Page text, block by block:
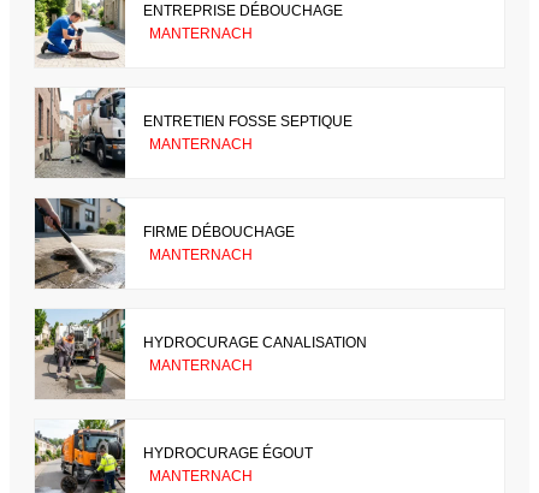
ENTREPRISE DÉBOUCHAGE
MANTERNACH
ENTRETIEN FOSSE SEPTIQUE
MANTERNACH
FIRME DÉBOUCHAGE
MANTERNACH
HYDROCURAGE CANALISATION
MANTERNACH
HYDROCURAGE ÉGOUT
MANTERNACH